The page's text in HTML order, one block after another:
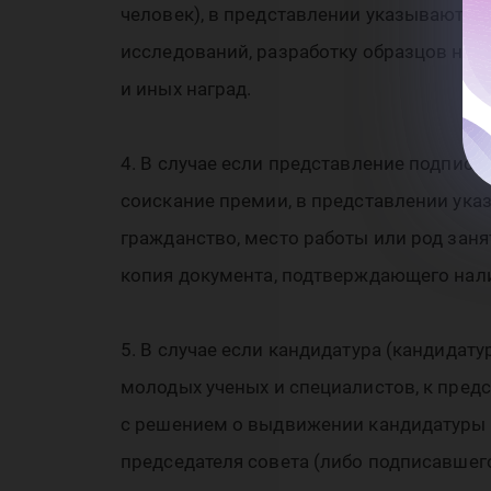
человек), в представлении
исследований, разработку образцов
и иных наград.
4. В случае если представление
соискание премии, в представлении
гражданство, место работы или род
копия документа, подтверждающего
5. В случае если кандидатура
молодых ученых и специалистов, к
с решением о выдвижении кандидатуры
председателя совета (либо